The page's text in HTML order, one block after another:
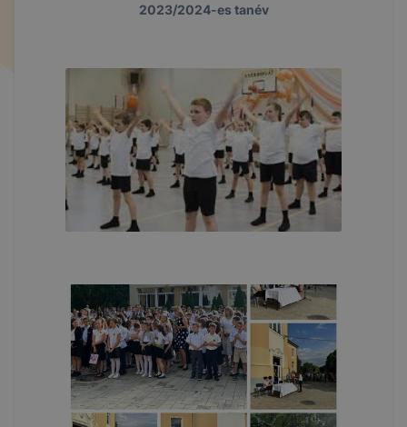
2023/2024-es tanév